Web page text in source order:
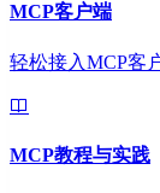
MCP客户端
轻松接入MCP客
MCP教程与实践